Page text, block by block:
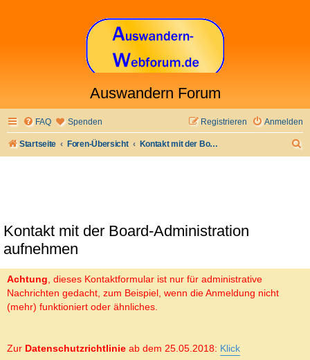
Auswandern Forum
FAQ Spenden Anmelden
Registrieren
Startseite Foren-Übersicht Kontakt mit der Board-Administration aufnehmen
Kontakt mit der Board-Administration
aufnehmen
Achtung , dieses Kontaktformular ist nur für administrative
Nachrichten gedacht, zum Beispiel, wenn die Anmeldung nicht
(mehr) funktioniert oder ähnliches.
Zur Datenschutzrichtlinie ab dem 25.05.2018: Klick